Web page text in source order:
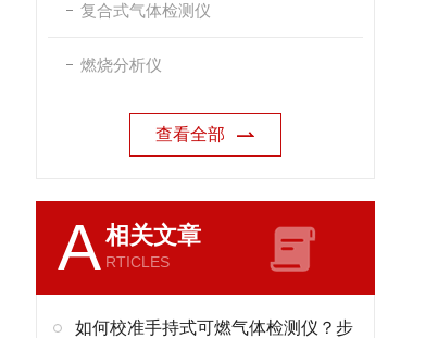
复合式气体检测仪
燃烧分析仪
查看全部
A相关文章
RTICLES
如何校准手持式可燃气体检测仪？步